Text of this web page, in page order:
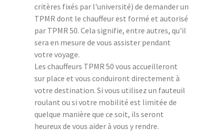
critères fixés par l'université) de demander un
TPMR dont le chauffeur est formé et autorisé
par TPMR 50. Cela signifie, entre autres, qu'il
sera en mesure de vous assister pendant
votre voyage.
Les chauffeurs TPMR 50 vous accueilleront
sur place et vous conduiront directement à
votre destination. Si vous utilisez un fauteuil
roulant ou si votre mobilité est limitée de
quelque manière que ce soit, ils seront
heureux de vous aider à vous y rendre.